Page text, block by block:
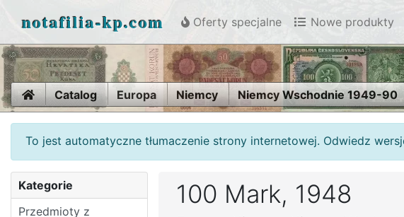
notafilia-kp.com Oferty specjalne Nowe produkty
HomeCatalog Europa Niemcy Niemcy Wschodnie 1949-90
To jest automatyczne tłumaczenie strony internetowej. Odwiedz
Kategorie
Przedmioty z
100 Mark, 1948